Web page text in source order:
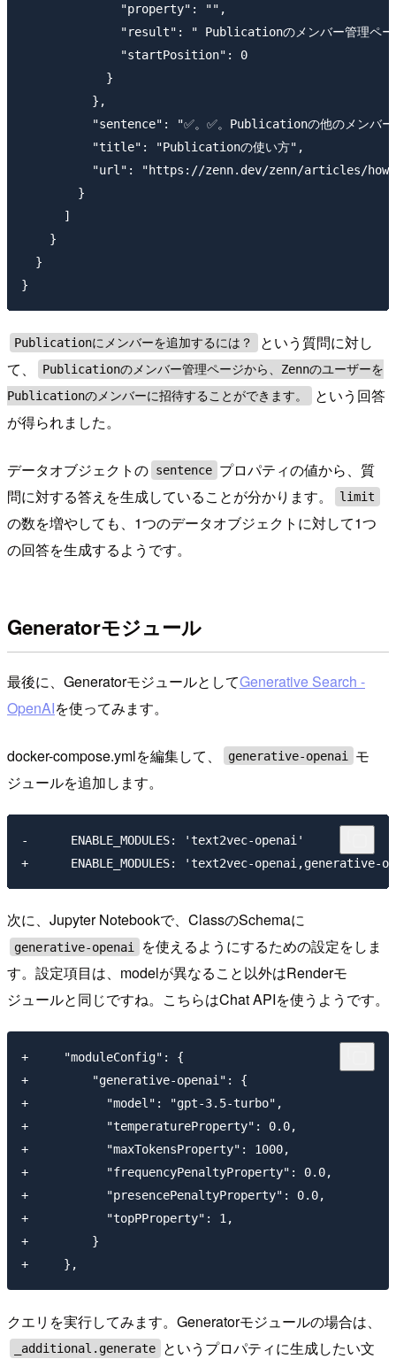
              "property": "",
"result": " Publicationのメンバー管理ペー
              "startPosition": 0
            }
          },
"sentence": "✅。✅。Publicationの他のメンバー
          "title": "Publicationの使い方",
"url": "https://zenn.dev/zenn/articles/
        }
      ]
    }
  }
Publicationにメンバーを追加するには？
という質問に対し
て、
Publicationのメンバー管理ページから、Zennのユーザーを
Publicationのメンバーに招待することができます。
という回答
が得られました。
データオブジェクトの sentence プロパティの値から、質
問に対する答えを生成していることが分かります。
limit
の数を増やしても、1つのデータオブジェクトに対して1つ
の回答を生成するようです。
Generatorモジュール
最後に、GeneratorモジュールとしてGenerative Search -
OpenAIを使ってみます。
docker-compose.ymlを編集して、 generative-openai
モ
ジュールを追加します。
-      ENABLE_MODULES: 'text2vec-openai'
次に、Jupyter Notebookで、ClassのSchemaに
generative-openai
を使えるようにするための設定をしま
す。設定項目は、modelが異なること以外はRenderモ
ジュールと同じですね。こちらはChat APIを使うようです。
+     "moduleConfig": {
+         "generative-openai": {
+           "model": "gpt-3.5-turbo",
+           "temperatureProperty": 0.0,
+           "maxTokensProperty": 1000,
+           "frequencyPenaltyProperty": 0.0,
+           "presencePenaltyProperty": 0.0,
+           "topPProperty": 1,
+         }
クエリを実行してみます。Generatorモジュールの場合は、
_additional.generate
というプロパティに生成したい文